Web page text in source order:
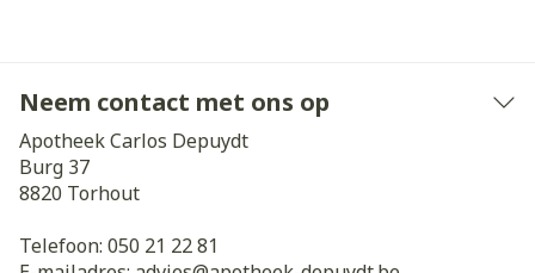
Neem contact met ons op
Apotheek Carlos Depuydt
Burg 37
8820 Torhout
Telefoon: 050 21 22 81